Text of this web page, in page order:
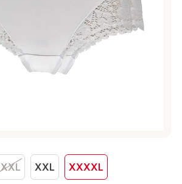
XXL XXXXL